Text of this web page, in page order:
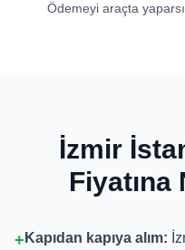
Ödemeyi araçta
İzmir
Fiyatına
+ Kapıdan kapıya alım: